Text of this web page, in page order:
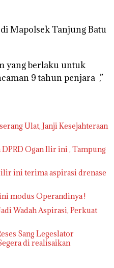
Mapolsek Tanjung Batu
yang berlaku untuk
9 tahun penjara ,”
Ulat, Janji Kesejahteraan
DPRD Ogan Ilir ini , Tampung
ilir ini terima aspirasi drenase
modus Operandinya !
Wadah Aspirasi, Perkuat
Sang Legeslator
di realisaikan